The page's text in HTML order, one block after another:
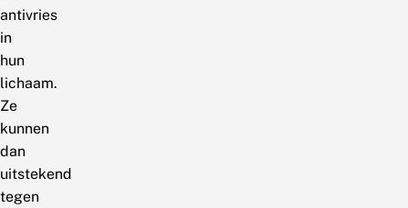
antivries
in
hun
lichaam.
Ze
kunnen
dan
uitstekend
tegen